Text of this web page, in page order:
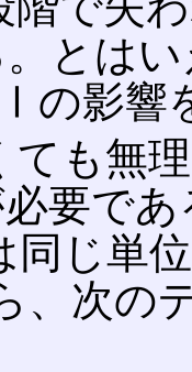
とは
の影響
ても無
要で
同じ単
、次の